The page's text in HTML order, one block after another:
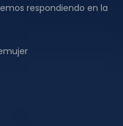
respondiendo en la